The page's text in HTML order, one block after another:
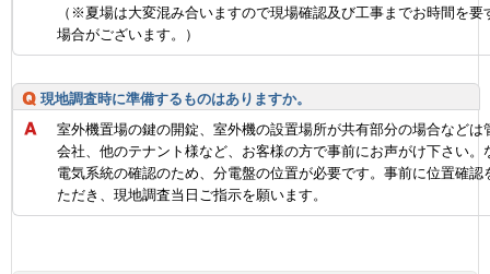
（※夏場は大変混み合いますので現場確認及び工事までお時間を要
場合がございます。）
現地調査時に準備するものはありますか。
室外機置場の鍵の開錠、室外機の設置場所が共有部分の場合などは
会社、他のテナント様など、お客様の方で事前にお声がけ下さい。
電気系統の確認のため、分電盤の位置が必要です。事前に位置確認
ただき、現地調査当日ご指示を願います。